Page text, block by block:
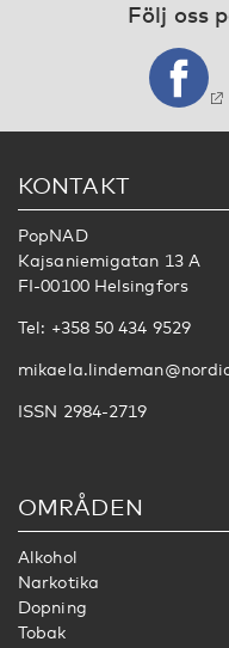
Följ oss
KONTAKT
PopNAD
Kajsaniemigatan 13 A
FI-00100 Helsingfors
Tel: +358 50 434 9529
ISSN 2984-2719
OMRÅDEN
Alkohol
Narkotika
Dopning
Tobak